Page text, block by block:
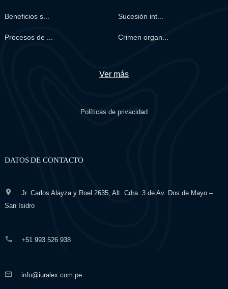
Beneficios s... Sucesión int...
Procesos de ... Crimen organ...
Ver más
Políticas de privacidad
DATOS DE CONTACTO
Jr. Carlos Alayza y Roel 2635, Alt. Cdra. 3 de Av. Dos de Mayo –
San Isidro
+51 993 526 938
info@iuralex.com.pe